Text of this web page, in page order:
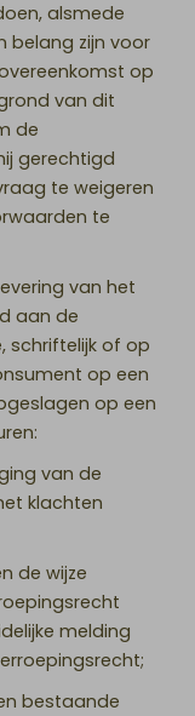
alsmede
belang zijn voor
op
van dit
de
gerechtigd
te weigeren
te
van het
aan de
schriftelijk of op
op een
op een
van de
klachten
de wijze
melding
bestaande